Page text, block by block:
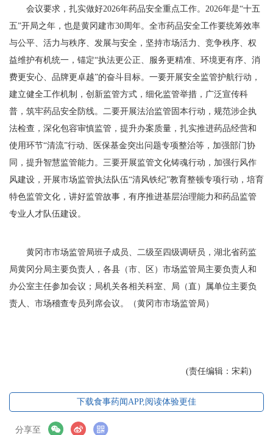
会议要求，扎实做好2026年药品安全重点工作。2026年是“十五
五”开局之年，也是黄冈建市30周年。全市药品安全工作要统筹效率
与公平、活力与秩序、发展与安全，坚持市场活力、竞争秩序、权
益维护有机统一，锚定“执法更公正、服务更精准、环境更有序、消
费更安心、品牌更卓越”的奋斗目标。一要开展安全监管护航行动，
建立健全工作机制，创新监管方式，细化监管举措，广泛宣传科
普，筑牢药品安全防线。二要开展法治监管固本行动，规范涉企执
法检查，深化包容审慎监管，提升办案质量，扎实推进药品经营和
使用环节“清流”行动、医保基金突出问题专项整治等，加强部门协
同，提升智慧监管能力。三要开展监管文化铸魂行动，加强行风作
风建设，开展市场监管执法队伍“清风铁纪”教育整顿专项行动，培育
特色监管文化，讲好监管故事，有序推进基层治理能力和药品监管
专业人才队伍建设。
黄冈市市场监管局班子成员、二级至四级调研员，湖北省药监
局黄冈分局主要负责人，各县（市、区）市场监管局主要负责人和
办公室主任参加会议；局机关各相关科室、局（直）属单位主要负
责人、市场稽查专员列席会议。（黄冈市市场监管局）
(责任编辑：宋莉)
下载食事药闻APP,阅读体验更佳
分享至